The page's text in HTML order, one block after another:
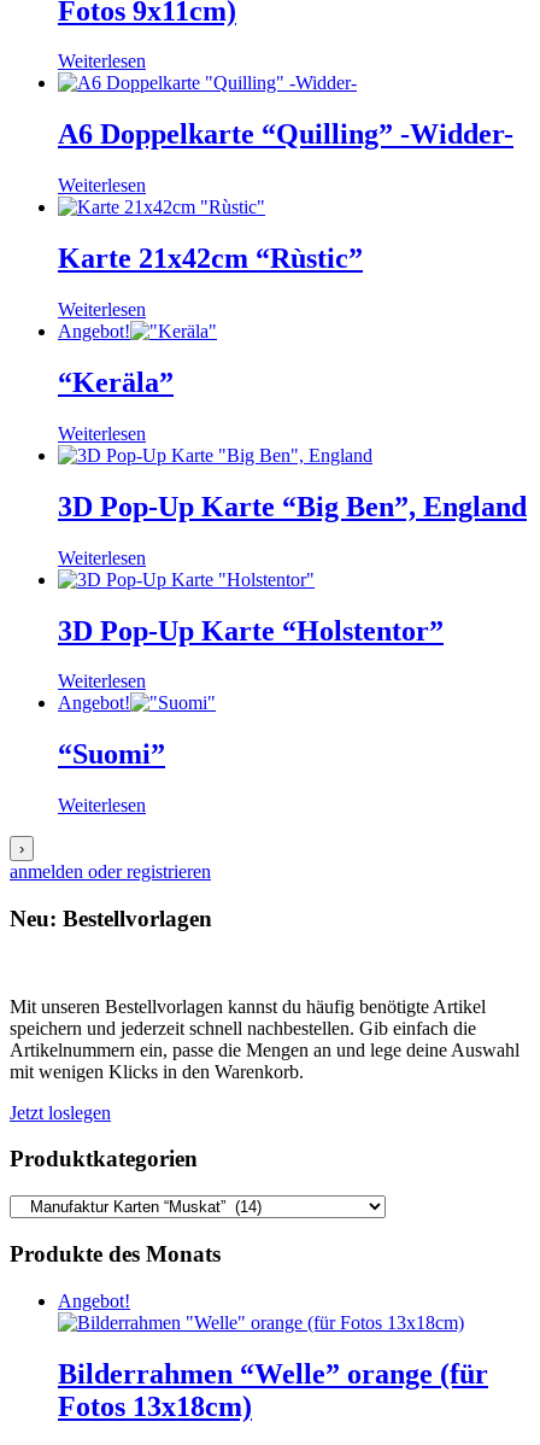
Fotos 9x11cm)
Weiterlesen
A6 Doppelkarte “Quilling” -Widder-
Weiterlesen
Karte 21x42cm “Rùstic”
Weiterlesen
Angebot!
“Keräla”
Weiterlesen
3D Pop-Up Karte “Big Ben”, England
Weiterlesen
3D Pop-Up Karte “Holstentor”
Weiterlesen
Angebot!
“Suomi”
Weiterlesen
›
anmelden oder registrieren
Neu: Bestellvorlagen
Mit unseren Bestellvorlagen kannst du häufig benötigte Artikel
speichern und jederzeit schnell nachbestellen. Gib einfach die
Artikelnummern ein, passe die Mengen an und lege deine Auswahl
mit wenigen Klicks in den Warenkorb.
Jetzt loslegen
Produktkategorien
Produkte des Monats
Angebot!
Bilderrahmen “Welle” orange (für
Fotos 13x18cm)